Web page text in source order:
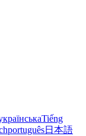
Tiếng
português日本語